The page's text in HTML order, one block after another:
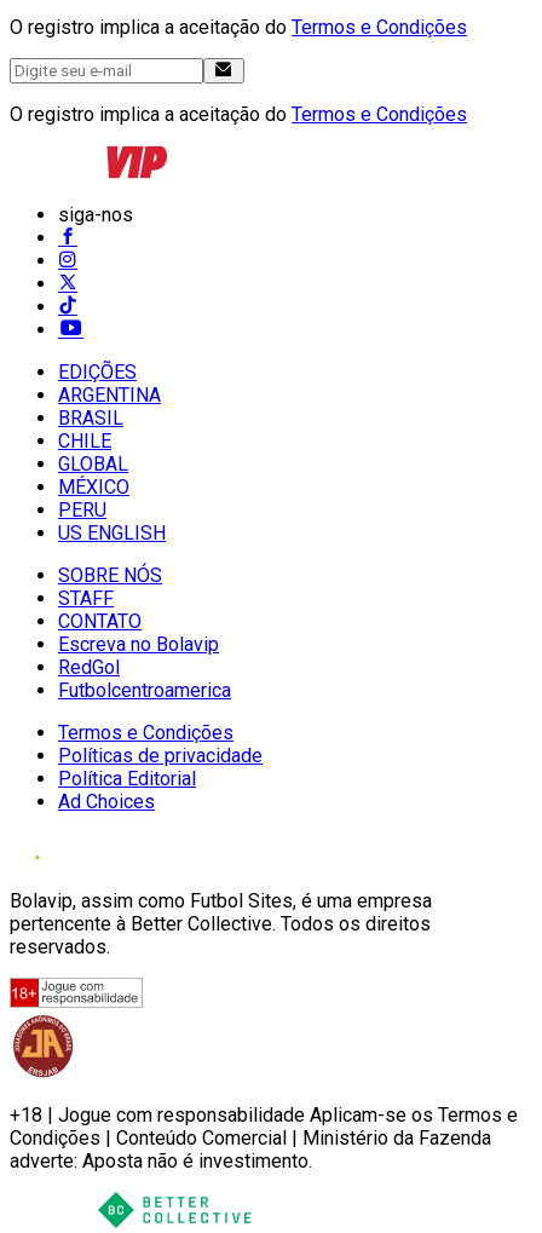
O registro implica a aceitação do Termos e Condições
O registro implica a aceitação do Termos e Condições
siga-nos
EDIÇÕES
ARGENTINA
BRASIL
CHILE
GLOBAL
MÉXICO
PERU
US ENGLISH
SOBRE NÓS
STAFF
CONTATO
Escreva no Bolavip
RedGol
Futbolcentroamerica
Termos e Condições
Políticas de privacidade
Política Editorial
Ad Choices
Bolavip, assim como Futbol Sites, é uma empresa
pertencente à Better Collective. Todos os direitos
reservados.
+18 | Jogue com responsabilidade Aplicam-se os Termos e
Condições | Conteúdo Comercial | Ministério da Fazenda
adverte: Aposta não é investimento.